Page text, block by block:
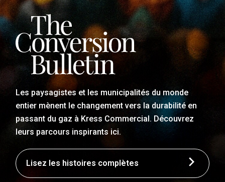
Les paysagistes et les municipalités du monde
entier mènent le changement vers la durabilité en
passant du gaz à Kress Commercial. Découvrez
leurs parcours inspirants ici.
Lisez les histoires complètes